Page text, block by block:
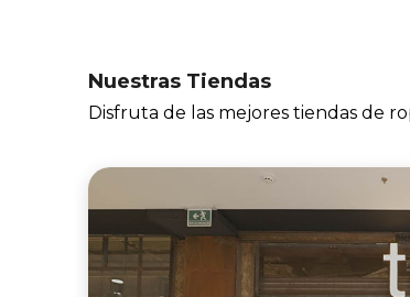
Nuestras Tiendas
Disfruta de las mejores tiendas de